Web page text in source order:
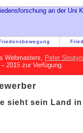
Webmasters, Peter
2015 zur Verfügung.
sieht sein Land